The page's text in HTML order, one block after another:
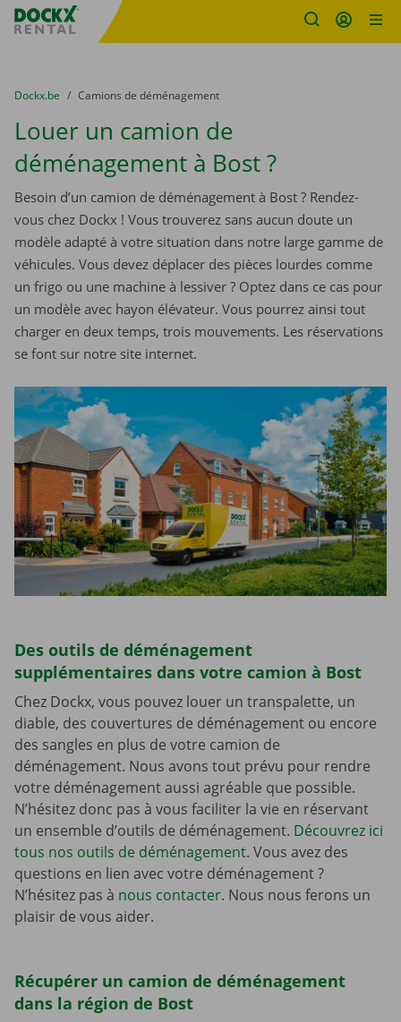
sitename
You are here:
du
Dockx.be to
Camions de déménagement
Louer un camion de
déménagement à Bost ?
Besoin d’un camion de déménagement à Bost ? Rendez-
vous chez Dockx ! Vous trouverez sans aucun doute un
modèle adapté à votre situation dans notre large gamme de
véhicules. Vous devez déplacer des pièces lourdes comme
un frigo ou une machine à lessiver ? Optez dans ce cas pour
un modèle avec hayon élévateur. Vous pourrez ainsi tout
charger en deux temps, trois mouvements. Les réservations
se font sur notre site internet.
Des outils de déménagement
supplémentaires dans votre camion à Bost
Chez Dockx, vous pouvez louer un transpalette, un
diable, des couvertures de déménagement ou encore
des sangles en plus de votre camion de
déménagement. Nous avons tout prévu pour rendre
votre déménagement aussi agréable que possible.
N’hésitez donc pas à vous faciliter la vie en réservant
un ensemble d’outils de déménagement. Découvrez ici
tous nos outils de déménagement. Vous avez des
questions en lien avec votre déménagement ?
N’hésitez pas à nous contacter. Nous nous ferons un
plaisir de vous aider.
Récupérer un camion de déménagement
dans la région de Bost